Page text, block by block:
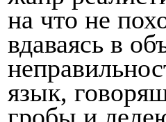
на что не
вдаваясь в
язык,
гробы и